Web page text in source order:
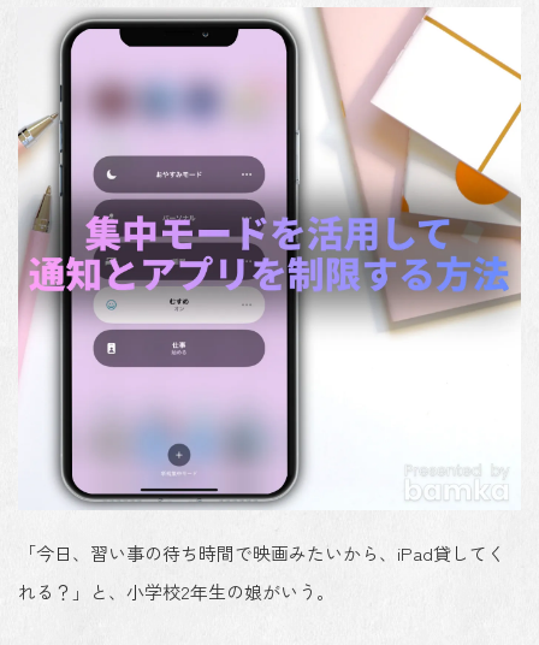
「今日、習い事の待ち時間で映画みたいから、iPad貸してく
れる？」と、小学校2年生の娘がいう。